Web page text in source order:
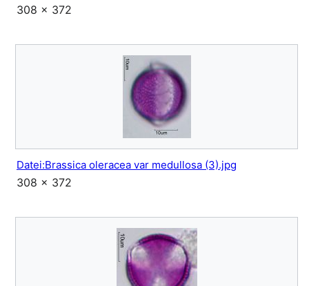
308 × 372
Datei:Brassica oleracea var medullosa (3).jpg
308 × 372